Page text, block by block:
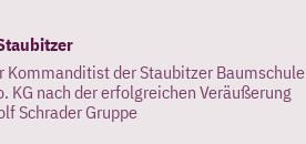
Kommanditist der Staubitzer Baumschule
KG nach der erfolgreichen Veräußerung
Schrader Gruppe